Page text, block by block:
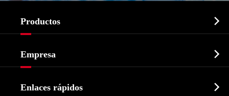
Productos 
Bioquímico
Empresa 
Enlaces rápidos 